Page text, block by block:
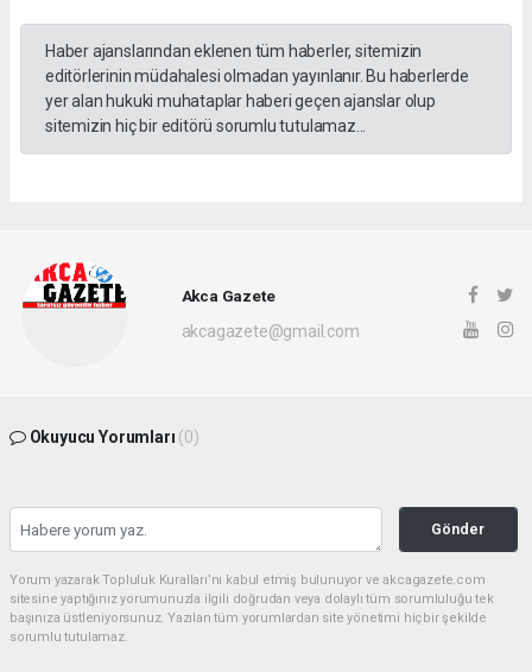
Haber ajanslarından eklenen tüm haberler, sitemizin
editörlerinin müdahalesi olmadan yayınlanır. Bu haberlerde
yer alan hukuki muhataplar haberi geçen ajanslar olup
sitemizin hiç bir editörü sorumlu tutulamaz...
Akca Gazete
akcagazete@gmail.com
Okuyucu Yorumları (0)
Gönder
Yorum yazarak Topluluk Kuralları’nı kabul etmiş bulunuyor ve akcagazete.com
sitesine yaptığınız yorumunuzla ilgili doğrudan veya dolaylı tüm sorumluluğu tek
başınıza üstleniyorsunuz. Yazılan tüm yorumlardan site yönetimi hiçbir şekilde
sorumlu tutulamaz.